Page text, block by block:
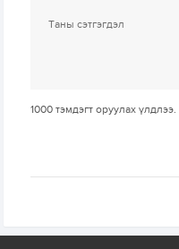
1000 тэмдэгт оруулах үлдлээ.